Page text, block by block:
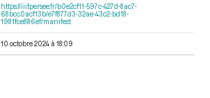
https://iiif.persee.fr/b0e2cf11-597c-427d-8ac7-
68bcc0acf13b/e7f877d3-32ae-43c2-bd18-
1981fce886ef/manifest
10 octobre 2024 à 18:09